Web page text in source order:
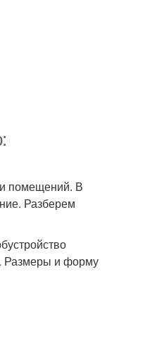
помещений. В
Разберем
Размеры и форму